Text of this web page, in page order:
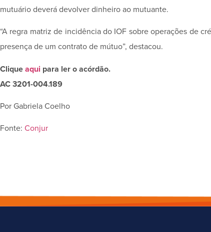
mutuário deverá devolver dinheiro ao mutuante.
“A regra­ matriz de incidência do IOF sobre operações de
presença de um contrato de mútuo”, destacou.
Clique aqui para ler o acórdão.
AC 3201-004.189
Por Gabriela Coelho
Fonte: Conjur